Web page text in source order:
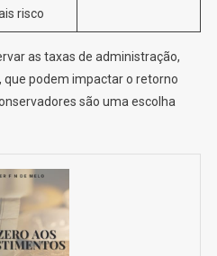
risco
as taxas de administração,
podem impactar o retorno
são uma escolha